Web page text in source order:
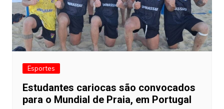
Esportes
Estudantes cariocas são convocados
para o Mundial de Praia, em Portugal